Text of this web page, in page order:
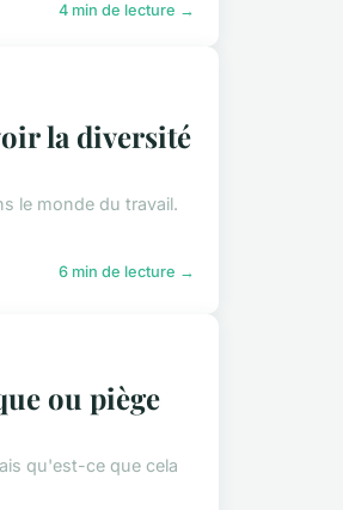
4 min de lecture →
la diversité
le monde du travail.
6 min de lecture →
ou piège
qu'est-ce que cela